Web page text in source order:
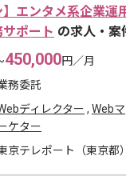
】エンタメ系企業運
サポート の求人・案
450,000円／月
務委託
ディレクター , Webマ
ケター
京テレポート（東京都